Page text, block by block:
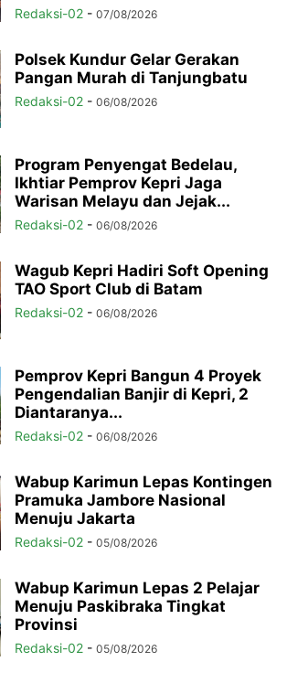
Redaksi-02 - 07/08/2026
Polsek Kundur Gelar Gerakan
Pangan Murah di Tanjungbatu
Redaksi-02 - 06/08/2026
Program Penyengat Bedelau,
Ikhtiar Pemprov Kepri Jaga
Warisan Melayu dan Jejak...
Redaksi-02 - 06/08/2026
Wagub Kepri Hadiri Soft Opening
TAO Sport Club di Batam
Redaksi-02 - 06/08/2026
Pemprov Kepri Bangun 4 Proyek
Pengendalian Banjir di Kepri, 2
Diantaranya...
Redaksi-02 - 06/08/2026
Wabup Karimun Lepas Kontingen
Pramuka Jambore Nasional
Menuju Jakarta
Redaksi-02 - 05/08/2026
Wabup Karimun Lepas 2 Pelajar
Menuju Paskibraka Tingkat
Provinsi
Redaksi-02 - 05/08/2026